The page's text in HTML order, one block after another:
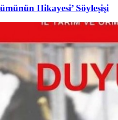
Hikayesi’ Söyleşişi